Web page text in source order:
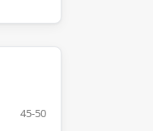
45-50